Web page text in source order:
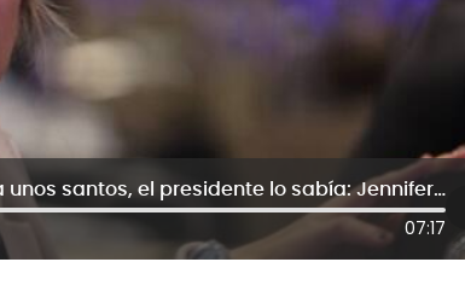
Nicolás Petro y Benedetti no era unos santos, el presidente lo sabía: Jennifer Pedraza
07:17